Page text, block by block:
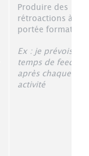
Produire des
rétroactions à
portée formative
Ex : je prévois un
temps de
après chaque
activité